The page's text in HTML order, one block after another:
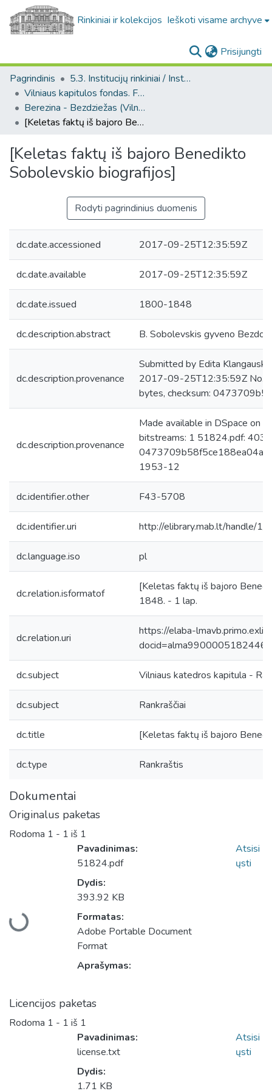
Rinkiniai ir kolekcijos Ieškoti visame archyve
Prisijungti
Pagrindinis
5.3. Institucijų rinkiniai / Institutional collections
Vilniaus kapitulos fondas. F43
Berezina - Bezdziežas (Vilniaus kapitulos fondas. F43. Bažnytinės valdos)
[Keletas faktų iš bajoro Benedikto Sobolevskio biografijos]
[Keletas faktų iš bajoro Benedikto
Sobolevskio biografijos]
Rodyti pagrindinius duomenis
dc.date.accessioned 2017-09-25T12:35:59Z
dc.date.available 2017-09-25T12:35:59Z
dc.date.issued 1800-1848
dc.description.abstract B. Sobolevskis gyveno
dc.description.provenance
Submitted by Edita
2017-09-25T12:35:59Z No.
bytes, checksum:
dc.description.provenance
Made available in DSpace on
bitstreams: 1 51824.pdf:
1953-12
dc.identifier.other F43-5708
dc.identifier.uri http://elibrary.mab.lt/handle/1/
dc.language.iso pl
dc.relation.isformatof
[Keletas faktų iš bajoro
1848. - 1 lap.
dc.relation.uri
https://elaba-
dc.subject Vilniaus katedros kapitula -
dc.subject Rankraščiai
dc.title [Keletas faktų iš bajoro
dc.type Rankraštis
Dokumentai
Originalus paketas
Rodoma 1 - 1 iš 1
Įkeliama...
Pavadinimas:
51824.pdf
Dydis:
393.92 KB
Formatas:
Adobe Portable Document
Format
Aprašymas:
Atsisi
ųsti
Licencijos paketas
Rodoma 1 - 1 iš 1
Pavadinimas:
license.txt
Dydis:
1.71 KB
Atsisi
ųsti